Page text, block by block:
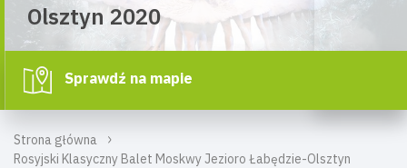
Strona główna
Rosyjski Klasyczny Balet Moskwy Jezioro Łabędzie-Olsztyn
Olsztyn 2020
Sprawdź na mapie